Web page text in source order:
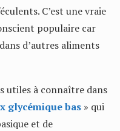
C’est une vraie
populaire car
d’autres aliments
utiles à connaître dans
glycémique bas » qui
et de